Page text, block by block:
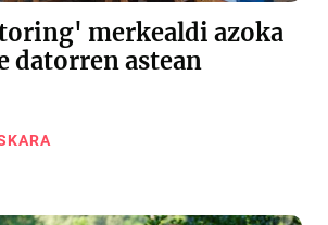
merkealdi azoka
datorren astean